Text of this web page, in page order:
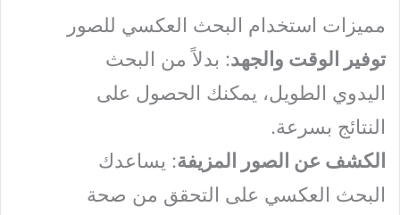
مميزات استخدام البحث العكسي للصور
توفير الوقت والجهد: بدلاً من البحث
اليدوي الطويل، يمكنك الحصول على
النتائج بسرعة.
الكشف عن الصور المزيفة: يساعدك
البحث العكسي على التحقق من صحة